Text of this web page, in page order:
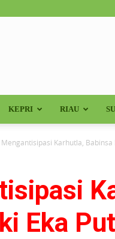
KEPRI RIAU
Mengantisipasi Karhutla, Babinsa
Eka